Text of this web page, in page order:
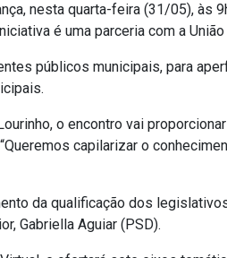
nesta quarta-feira (31/05),
é uma parceria com a
públicos municipais, para
o encontro vai
capilarizar o
da qualificação dos
Gabriella Aguiar (PSD).